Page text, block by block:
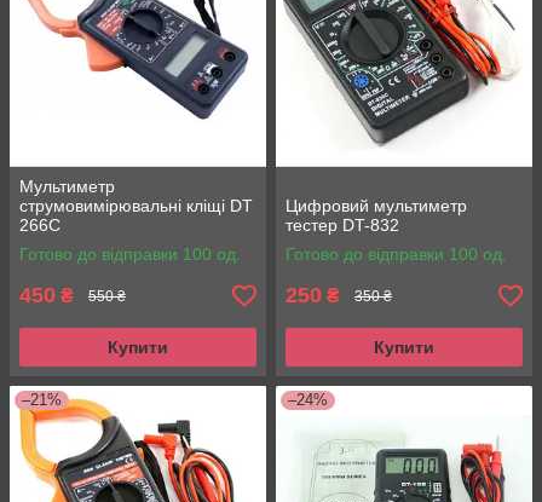
Мультиметр
струмовимірювальні кліщі DT
266C
Готово до відправки 100 од.
450 ₴ 550 ₴
Купити
Цифровий мультиметр
тестер DT-832
Готово до відправки 100 од.
250 ₴ 350 ₴
Купити
–21% –24%